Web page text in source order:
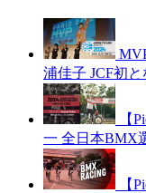
浦佳子 JCF初
【
一 全日本BMX
【